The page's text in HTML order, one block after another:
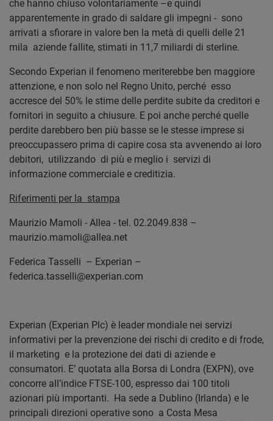
che hanno chiuso volontariamente –e quindi
apparentemente in grado di saldare gli impegni - sono
arrivati a sfiorare in valore ben la metà di quelli delle 21
mila aziende fallite, stimati in 11,7 miliardi di sterline.
Secondo Experian il fenomeno meriterebbe ben maggiore
attenzione, e non solo nel Regno Unito, perché esso
accresce del 50% le stime delle perdite subite da creditori e
fornitori in seguito a chiusure. E poi anche perché quelle
perdite darebbero ben più basse se le stesse imprese si
preoccupassero prima di capire cosa sta avvenendo ai loro
debitori, utilizzando di più e meglio i servizi di
informazione commerciale e creditizia.
Riferimenti per la stampa
Maurizio Mamoli - Allea - tel. 02.2049.838 –
maurizio.mamoli@allea.net
Federica Tasselli – Experian –
federica.tasselli@experian.com
Experian (Experian Plc) è leader mondiale nei servizi
informativi per la prevenzione dei rischi di credito e di frode,
il marketing e la protezione dei dati di aziende e
consumatori. E’ quotata alla Borsa di Londra (EXPN), ove
concorre all’indice FTSE-100, espresso dai 100 titoli
azionari più importanti. Ha sede a Dublino (Irlanda) e le
principali direzioni operative sono a Costa Mesa